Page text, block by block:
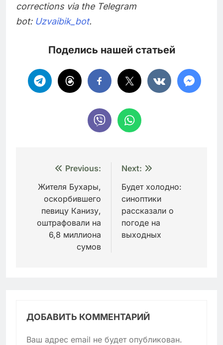
corrections via the Telegram
bot: Uzvaibik_bot.
Поделись нашей статьей
Навигация
по
записям
Previous:
Жителя Бухары,
оскорбившего
певицу Канизу,
оштрафовали на
6,8 миллиона
сумов
Next:
Будет холодно:
синоптики
рассказали о
погоде на
выходных
ДОБАВИТЬ КОММЕНТАРИЙ
Ваш адрес email не будет опубликован.